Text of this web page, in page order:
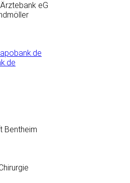
eG
Bentheim